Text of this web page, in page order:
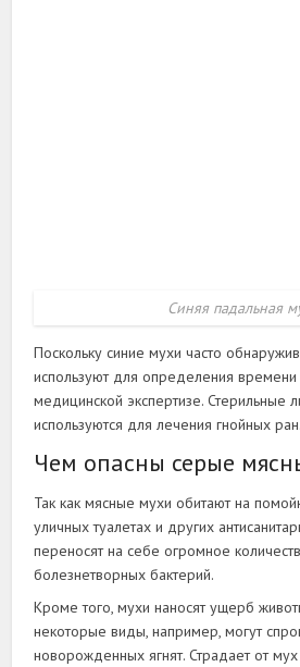
Синяя падальная
Поскольку синие мухи часто
используют для определения
медицинской экспертизе. Стерильные
используются для лечения гнойных ран.
Чем опасны серые
Так как мясные мухи обитают на
уличных туалетах и других
переносят на себе огромное
болезнетворных бактерий.
Кроме того, мухи наносят ущерб
некоторые виды, например, могут
новорожденных ягнят. Страдает от